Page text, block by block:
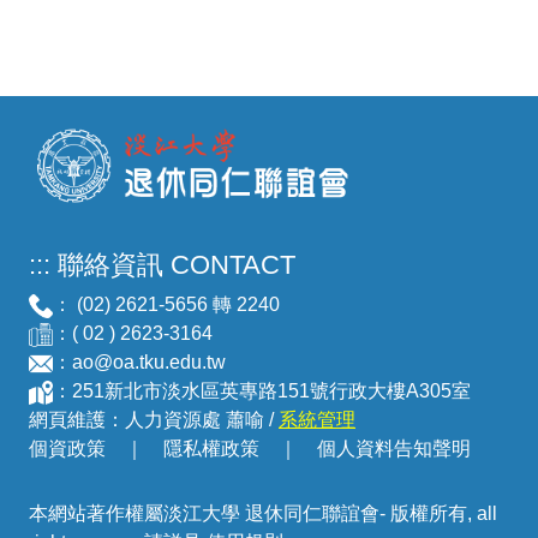
::: 聯絡資訊 CONTACT
： (02) 2621-5656 轉 2240
：( 02 ) 2623-3164
： ao@oa.tku.edu.tw
：251新北市淡水區英專路151號行政大樓A305室
網頁維護：人力資源處 蕭喻 / 系統管理
個資政策
隱私權政策 個人資料告知聲明
本網站著作權屬淡江大學 退休同仁聯誼會- 版權所有, all